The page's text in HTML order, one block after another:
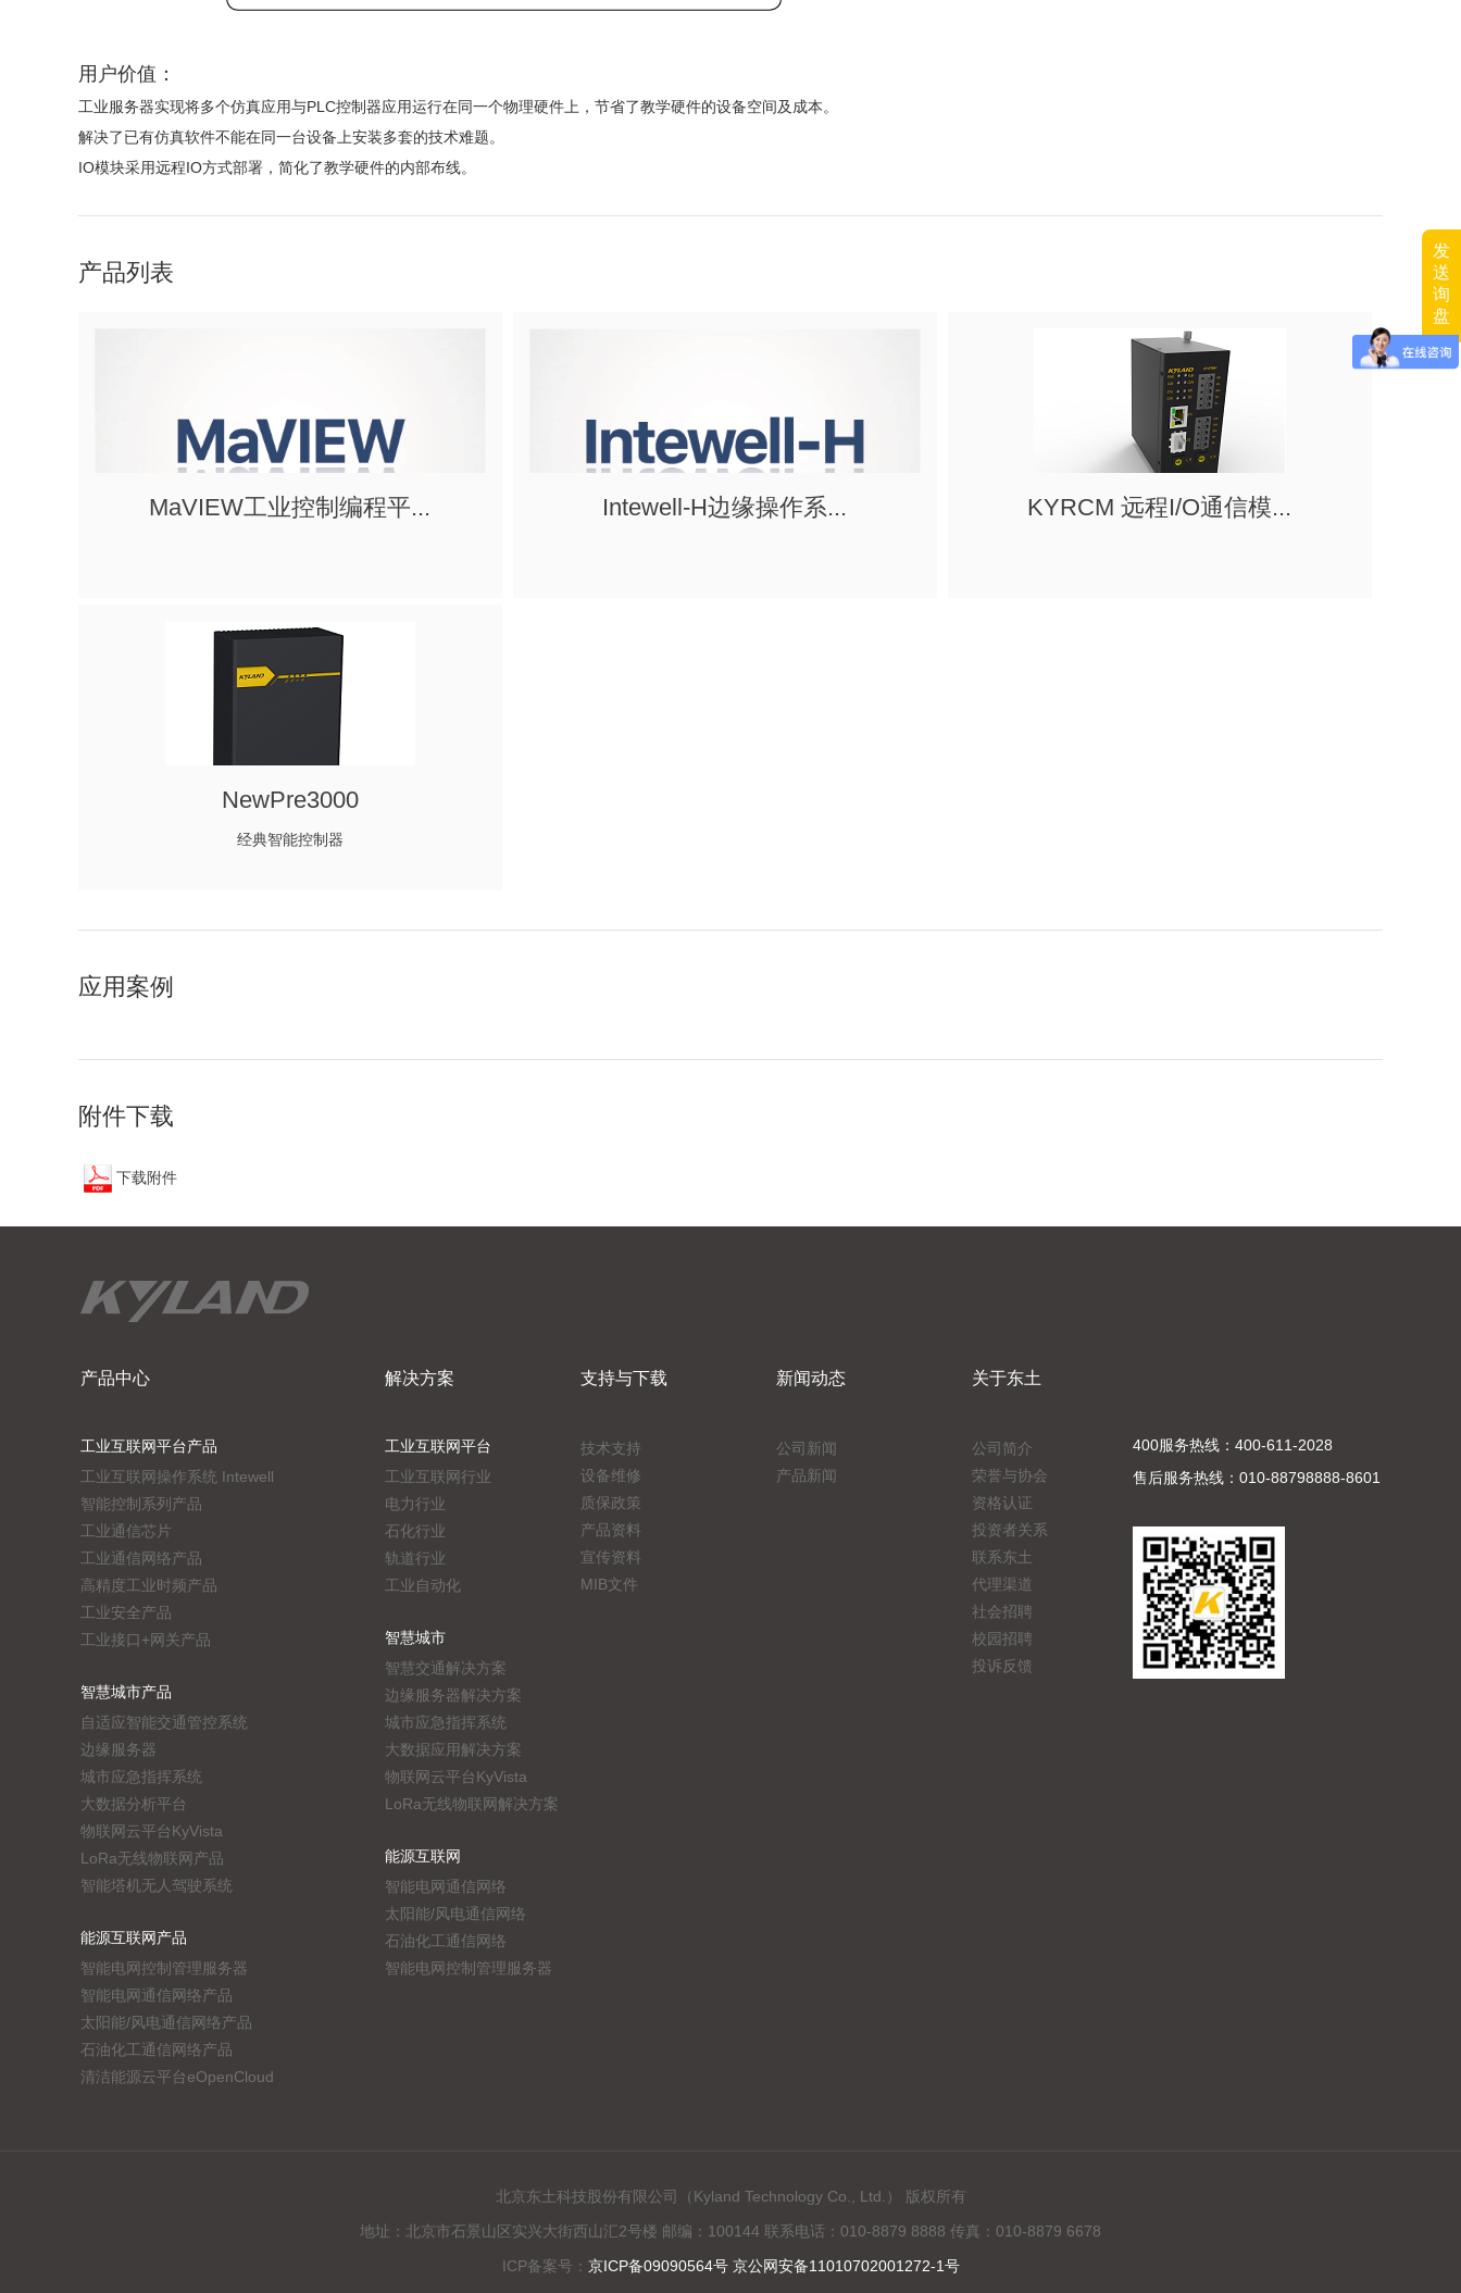
发
送
询
盘
用户价值：
工业服务器实现将多个仿真应用与PLC控制器应用运行在同一个物理硬件上，节省了教学硬件的设备空间及成本。
解决了已有仿真软件不能在同一台设备上安装多套的技术难题。
IO模块采用远程IO方式部署，简化了教学硬件的内部布线。
产品列表
MaVIEW工业控制编程平... Intewell-H边缘操作系... KYRCM 远程I/O通信模...
NewPre3000
经典智能控制器
应用案例
附件下载
下载附件
400服务热线：400-611-2028
售后服务热线：010-88798888-8601
产品中心
工业互联网平台产品
工业互联网操作系统 Intewell
智能控制系列产品
工业通信芯片
工业通信网络产品
高精度工业时频产品
工业安全产品
工业接口+网关产品
智慧城市产品
自适应智能交通管控系统
边缘服务器
城市应急指挥系统
大数据分析平台
物联网云平台KyVista
LoRa无线物联网产品
智能塔机无人驾驶系统
能源互联网产品
智能电网控制管理服务器
智能电网通信网络产品
太阳能/风电通信网络产品
石油化工通信网络产品
清洁能源云平台eOpenCloud
解决方案
工业互联网平台
工业互联网行业
电力行业
石化行业
轨道行业
工业自动化
智慧城市
智慧交通解决方案
边缘服务器解决方案
城市应急指挥系统
大数据应用解决方案
物联网云平台KyVista
LoRa无线物联网解决方案
能源互联网
智能电网通信网络
太阳能/风电通信网络
石油化工通信网络
智能电网控制管理服务器
支持与下载
技术支持
设备维修
质保政策
产品资料
宣传资料
MIB文件
新闻动态
公司新闻
产品新闻
关于东土
公司简介
荣誉与协会
资格认证
投资者关系
联系东土
代理渠道
社会招聘
校园招聘
投诉反馈
北京东土科技股份有限公司（Kyland Technology Co., Ltd.） 版权所有
地址：北京市石景山区实兴大街西山汇2号楼 邮编：100144 联系电话：010-8879 8888 传真：010-8879 6678
ICP备案号： 京ICP备09090564号 京公网安备11010702001272-1号